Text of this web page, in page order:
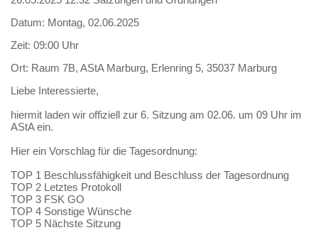
Datum: Montag, 02.06.2025
Zeit: 09:00 Uhr
Ort: Raum 7B, AStA Marburg, Erlenring 5, 35037 Marburg
Liebe Interessierte,
hiermit laden wir offiziell zur 6. Sitzung am 02.06. um 09 Uhr im
AStA ein.
Hier ein Vorschlag für die Tagesordnung:
TOP 1 Beschlussfähigkeit und Beschluss der Tagesordnung
TOP 2 Letztes Protokoll
TOP 3 FSK GO
TOP 4 Sonstige Wünsche
TOP 5 Nächste Sitzung